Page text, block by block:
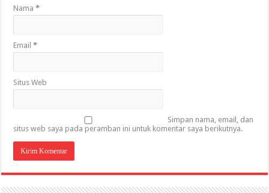
Nama*
Email*
Situs Web
Simpan nama, email, dan
situs web saya pada peramban ini untuk komentar saya berikutnya.